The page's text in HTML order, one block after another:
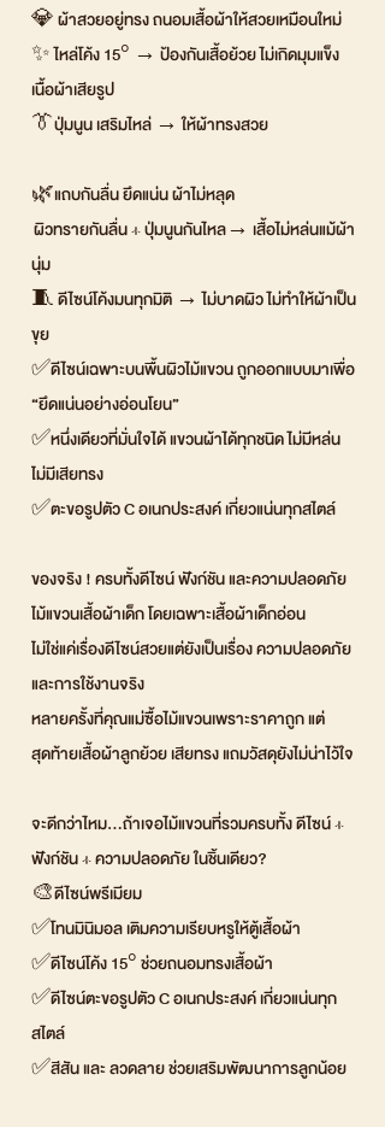
💎 ผ้าสวยอยู่ทรง ถนอมเสื้อผ้าให้สวยเหมือนใหม่
✨ ไหล่โค้ง 15° → ป้องกันเสื้อย้วย ไม่เกิดมุมแข็ง
เนื้อผ้าเสียรูป
👔ปุ่มนูน เสริมไหล่ → ให้ผ้าทรงสวย
🌿แถบกันลื่น ยึดแน่น ผ้าไม่หลุด
ผิวทรายกันลื่น + ปุ่มนูนกันไหล→ เสื้อไม่หล่นแม้ผ้า
นุ่ม
🧵 ดีไซน์โค้งมนทุกมิติ → ไม่บาดผิว ไม่ทำให้ผ้าเป็น
ขุย
✅ดีไซน์เฉพาะบนพื้นผิวไม้แขวน ถูกออกแบบมาเพื่อ
“ยึดแน่นอย่างอ่อนโยน”
✅หนึ่งเดียวที่มั่นใจได้ แขวนผ้าได้ทุกชนิด ไม่มีหล่น
ไม่มีเสียทรง
✅ตะขอรูปตัว C อเนกประสงค์ เกี่ยวแน่นทุกสไตล์
ของจริง ! ครบทั้งดีไซน์ ฟังก์ชัน และความปลอดภัย
ไม้แขวนเสื้อผ้าเด็ก โดยเฉพาะเสื้อผ้าเด็กอ่อน
ไม่ใช่แค่เรื่องดีไซน์สวยแต่ยังเป็นเรื่อง ความปลอดภัย
และการใช้งานจริง
หลายครั้งที่คุณแม่ซื้อไม้แขวนเพราะราคาถูก แต่
สุดท้ายเสื้อผ้าลูกย้วย เสียทรง แถมวัสดุยังไม่น่าไว้ใจ
จะดีกว่าไหม…ถ้าเจอไม้แขวนที่รวมครบทั้ง ดีไซน์ +
ฟังก์ชัน + ความปลอดภัย ในชิ้นเดียว?
🎨ดีไซน์พรีเมียม
✅โทนมินิมอล เติมความเรียบหรูให้ตู้เสื้อผ้า
✅ดีไซน์โค้ง 15° ช่วยถนอมทรงเสื้อผ้า
✅ดีไซน์ตะขอรูปตัว C อเนกประสงค์ เกี่ยวแน่นทุก
สไตล์
✅สีสัน และ ลวดลาย ช่วยเสริมพัฒนาการลูกน้อย